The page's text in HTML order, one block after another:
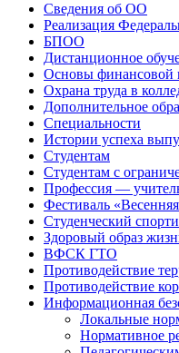
Сведения об ОО
Реализация
БПОО
Дистанционное
Основы финансовой
Охрана труда в
Дополнительное
Специальности
Истории успеха
Студентам
Студентам с
Профессия —
Фестиваль
Студенческий
Здоровый образ
ВФСК ГТО
Противодействие
Противодействие
Информационная
Локальные
Нормативное